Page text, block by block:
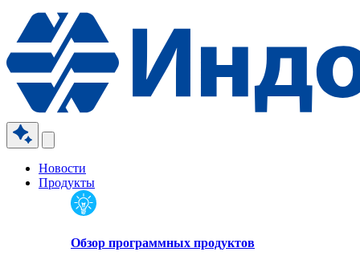
Новости
Продукты
Обзор программных продуктов